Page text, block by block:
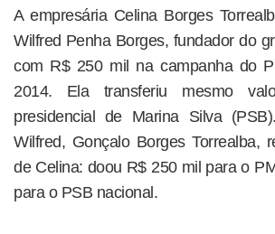
A empresária Celina Borges
Wilfred Penha Borges, fundador do
com R$ 250 mil na campanha do
2014. Ela transferiu mesmo
presidencial de Marina Silva
Wilfred, Gonçalo Borges Torrealba,
de Celina: doou R$ 250 mil para o
para o PSB nacional.